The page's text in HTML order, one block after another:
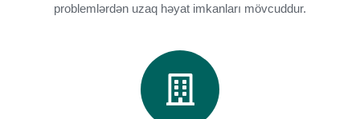
problemlərdən uzaq həyat imkanları mövcuddur.